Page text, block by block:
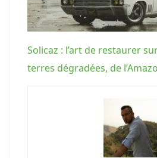
Solicaz : l’art de restaurer
terres dégradées, de